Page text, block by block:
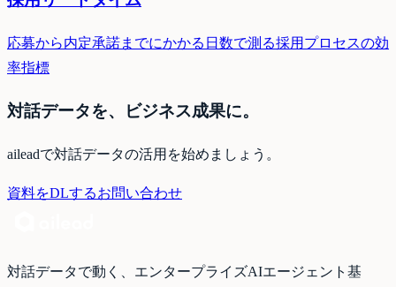
応募から内定承諾までにかかる日数で測る採用プロセスの効
率指標
対話データを、ビジネス成果に。
aileadで対話データの活用を始めましょう。
資料をDLするお問い合わせ
対話データで動く、エンタープライズAIエージェント基